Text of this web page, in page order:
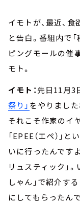
イモトが、最近、食
と告白。番組内で
ピングモールの催
モト。
イモト：先日11月3
祭り」 をやりまし
それこそ作家のイ
「EPEE（エペ）」
いに行ったんです
リュスティック」
しゃん」で紹介す
にしてもらったん